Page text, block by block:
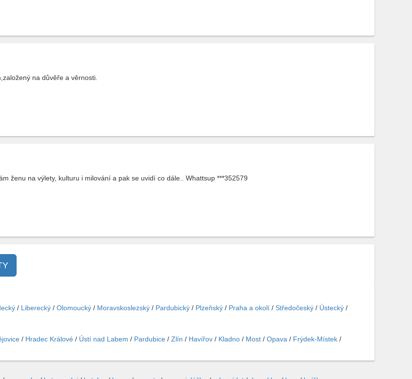
na důvěře a věrnosti.
ženu na výlety, kulturu i milování a pak se uvidí co dále.. Whattsup ***352579
/ Liberecký / Olomoucký / Moravskoslezský / Pardubický / Plzeňský / Praha a okolí / Středočeský / Ústecký /
/ Hradec Králové / Ústí nad Labem / Pardubice / Zlín / Havířov / Kladno / Most / Opava / Frýdek-Místek /